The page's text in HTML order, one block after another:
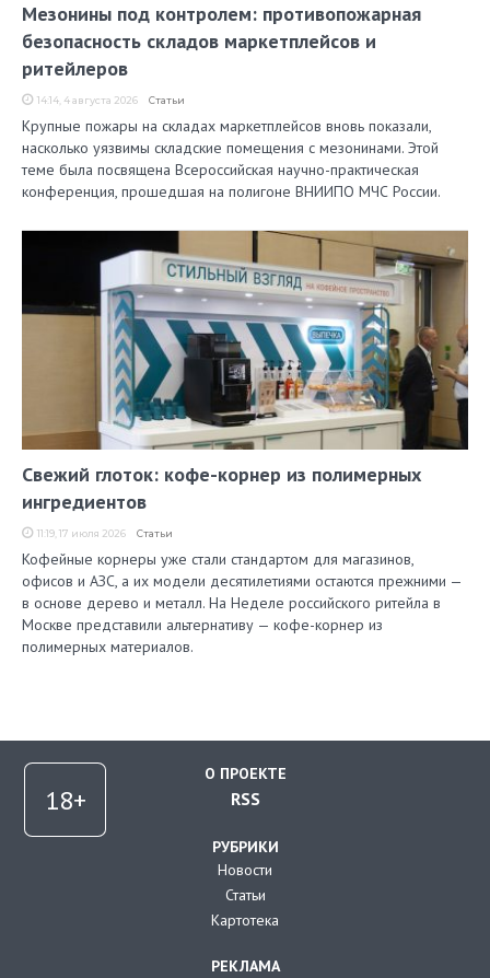
Мезонины под контролем: противопожарная
безопасность складов маркетплейсов и
ритейлеров
14:14, 4 августа 2026 Статьи
Крупные пожары на складах маркетплейсов вновь показали,
насколько уязвимы складские помещения с мезонинами. Этой
теме была посвящена Всероссийская научно-практическая
конференция, прошедшая на полигоне ВНИИПО МЧС России.
Свежий глоток: кофе-корнер из полимерных
ингредиентов
11:19, 17 июля 2026 Статьи
Кофейные корнеры уже стали стандартом для магазинов,
офисов и АЗС, а их модели десятилетиями остаются прежними —
в основе дерево и металл. На Неделе российского ритейла в
Москве представили альтернативу — кофе-корнер из
полимерных материалов.
О ПРОЕКТЕ
RSS
РУБРИКИ
Новости
Статьи
Картотека
РЕКЛАМА